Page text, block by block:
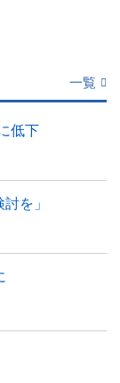
一覧
低下
を」